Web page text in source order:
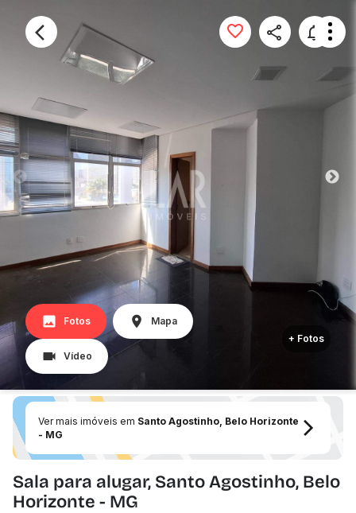
Fotos Mapa
Vídeo
+ Fotos
Ver mais imóveis em Santo Agostinho, Belo Horizonte
- MG
Sala para alugar, Santo Agostinho, Belo
Horizonte - MG